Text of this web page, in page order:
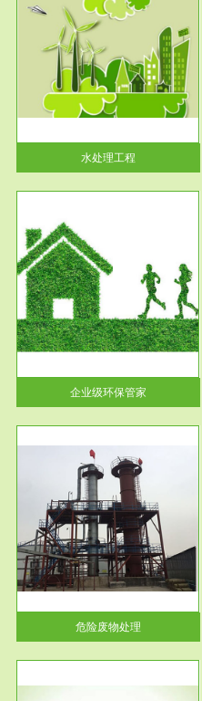
水处理工程
服务范围
园区环保管家
2016 年 4 月，环保部下发《关
于积极发挥环境保护作用促进供
给侧结...
企业级环保管家
服务范围
固体危险废物处理
固体废物解释：固体废物是指人
们在生产建设、日常生活和其他
活动中...
危险废物处理
服务范围
市政固废处理
蔚蓝生态环境科技所从事的市政
废物处理业务包括市政废物的处
理处...